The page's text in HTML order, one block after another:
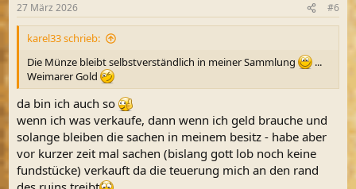
e
n
27 März 2026 #6
karel33 schrieb:
Die Münze bleibt selbstverständlich in meiner Sammlung
...
Weimarer Gold
da bin ich auch so
wenn ich was verkaufe, dann wenn ich geld brauche und
solange bleiben die sachen in meinem besitz - habe aber
vor kurzer zeit mal sachen (bislang gott lob noch keine
fundstücke) verkauft da die teuerung mich an den rand